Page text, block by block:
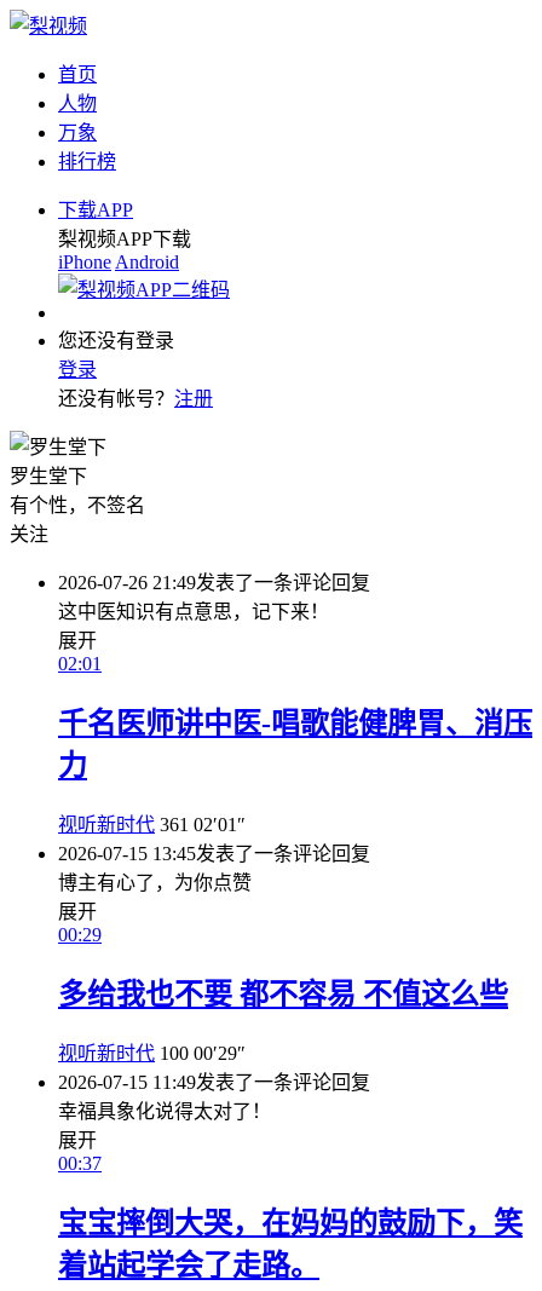
首页
人物
万象
排行榜
下载APP
梨视频APP下载
iPhone Android
您还没有登录
登录
还没有帐号？ 注册
罗生堂下
有个性，不签名
关注
2026-07-26 21:49发表了一条评论回复
这中医知识有点意思，记下来！
展开
02:01
千名医师讲中医-唱歌能健脾胃、消压
力
视听新时代 361 02′01″
2026-07-15 13:45发表了一条评论回复
博主有心了，为你点赞
展开
00:29
多给我也不要 都不容易 不值这么些
视听新时代 100 00′29″
2026-07-15 11:49发表了一条评论回复
幸福具象化说得太对了！
展开
00:37
宝宝摔倒大哭，在妈妈的鼓励下，笑
着站起学会了走路。